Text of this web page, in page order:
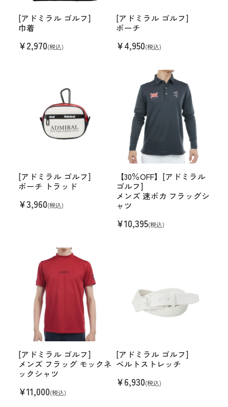
[アドミラル ゴルフ]
巾着
¥2,970(税込)
[アドミラル ゴルフ]
ポーチ
¥4,950(税込)
[アドミラル ゴルフ]
ポーチ トラッド
¥3,960(税込)
【30％OFF】[アドミラル
ゴルフ]
メンズ 速ポカ フラッグシ
ャツ
¥10,395(税込)
[アドミラル ゴルフ]
メンズ フラッグ モックネ
ックシャツ
¥11,000(税込)
[アドミラル ゴルフ]
ベルトストレッチ
¥6,930(税込)